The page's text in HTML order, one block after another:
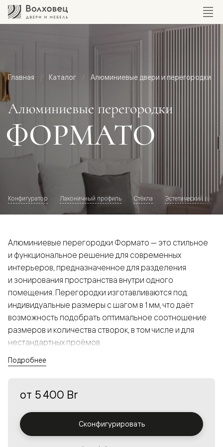
Главная Каталог Алюминиевые двери и перегородки
Алюминиевые перегородки
ФОРМАТО
Конфигуратор Лаконичный профиль Стёкла Эстетический
Алюминиевые перегородки Формато — это стильное
и функциональное решение для современных
интерьеров, предназначенное для разделения
и зонирования пространства внутри одного
помещения. Перегородки изготавливаются под
индивидуальные размеры с шагом в 1 мм, что даёт
возможность подобрать оптимальное соотношение
размеров и количества створок, в том числе и для
нестандартных проёмов.
а большой выбор вставок из стекла с различными
решения в интерьере и варьировать освещённость.
Подробнее
от 5 400 Br
Сконфигурировать